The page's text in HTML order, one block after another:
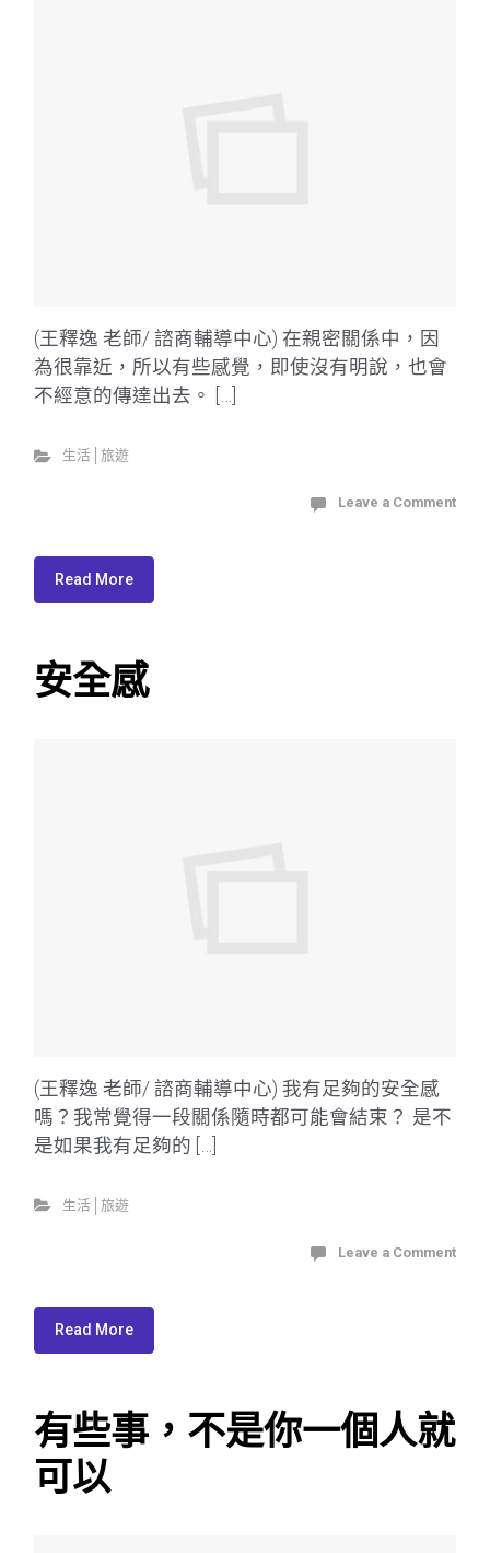
(王釋逸 老師/ 諮商輔導中心) 在親密關係中，因
為很靠近，所以有些感覺，即使沒有明說，也會
不經意的傳達出去。 […]
生活│旅遊
Leave a Comment
Read More
安全感
(王釋逸 老師/ 諮商輔導中心) 我有足夠的安全感
嗎？我常覺得一段關係隨時都可能會結束？ 是不
是如果我有足夠的 […]
生活│旅遊
Leave a Comment
Read More
有些事，不是你一個人就
可以